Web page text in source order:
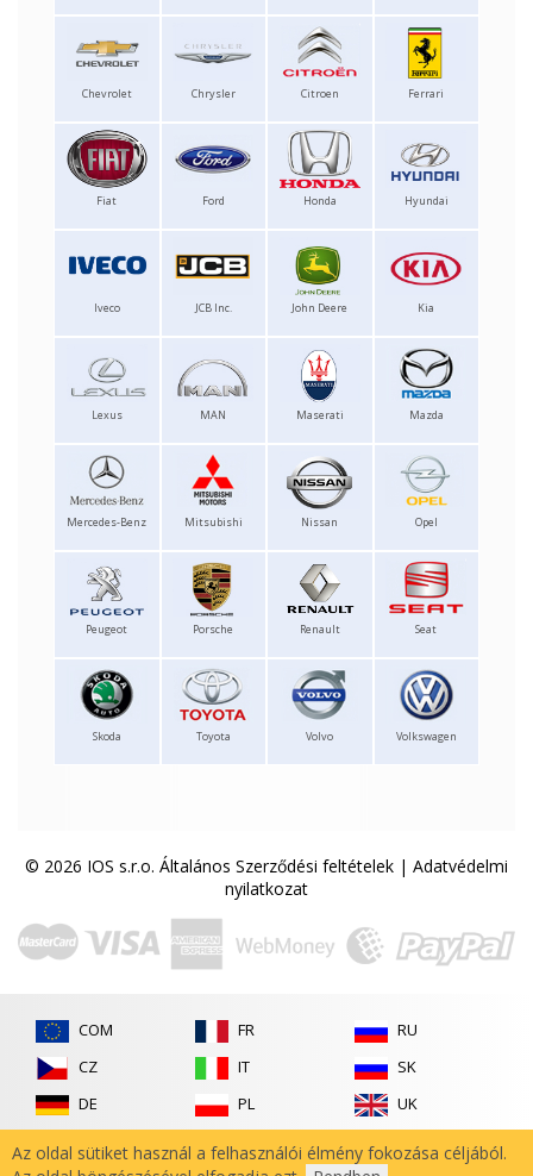
Chevrolet Chrysler Citroen Ferrari
Fiat Ford Honda Hyundai
Iveco JCB Inc. John Deere Kia
Lexus MAN Maserati Mazda
Mercedes-Benz Mitsubishi Nissan Opel
Peugeot Porsche Renault Seat
Skoda Toyota Volvo Volkswagen
© 2026 IOS s.r.o. Általános Szerződési feltételek | Adatvédelmi
nyilatkozat
COM
CZ
DE
FR
IT
PL
RU
SK
UK
Az oldal sütiket használ a felhasználói élmény fokozása céljából.